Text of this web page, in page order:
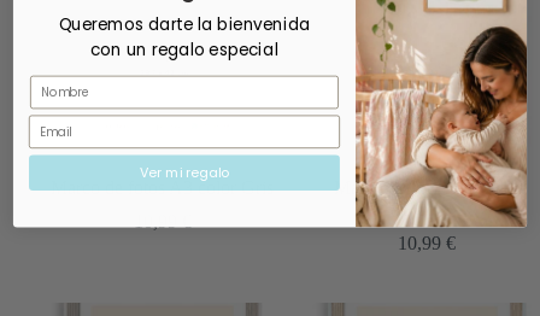
Marco de fotos A3 color Gris
Marco de fotos A3 color
Roble
10,99 €
Queremos darte la bienvenida
con un regalo especial
Nombre
Email
Ver mi regalo